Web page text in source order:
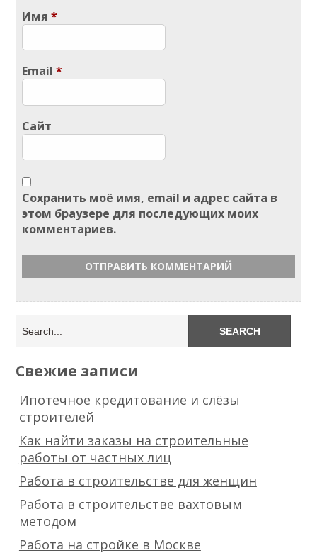
Имя*
Email*
Сайт
Сохранить моё имя, email и адрес сайта в
этом браузере для последующих моих
комментариев.
Свежие записи
Ипотечное кредитование и слёзы
строителей
Как найти заказы на строительные
работы от частных лиц
Работа в строительстве для женщин
Работа в строительстве вахтовым
методом
Работа на стройке в Москве